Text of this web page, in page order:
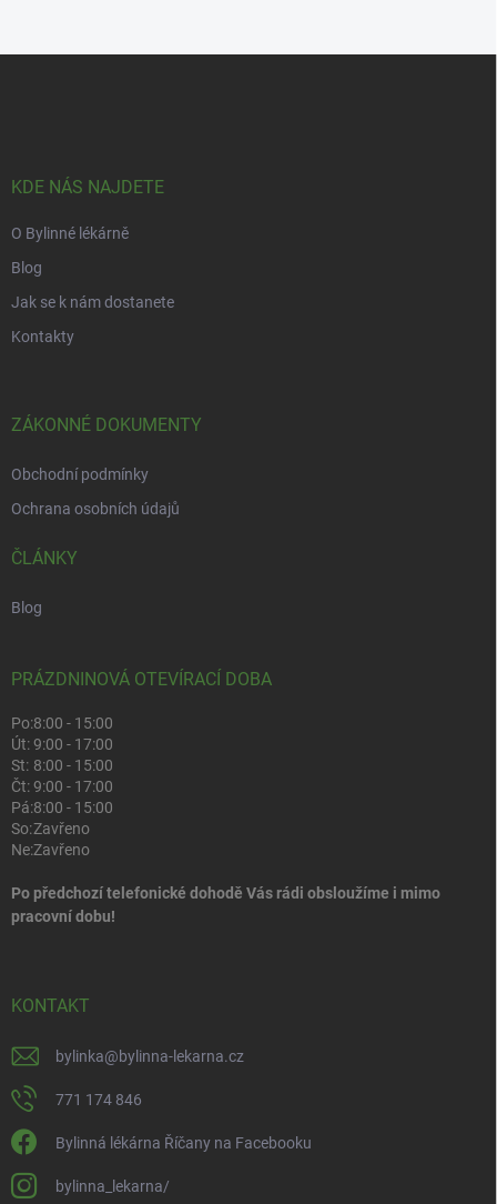
KDE NÁS NAJDETE
O Bylinné lékárně
Blog
Jak se k nám dostanete
Kontakty
ZÁKONNÉ DOKUMENTY
Obchodní podmínky
Ochrana osobních údajů
ČLÁNKY
Blog
PRÁZDNINOVÁ OTEVÍRACÍ DOBA
Po:8:00 - 15:00
Út:9:00 - 17:00
St: 8:00 - 15:00
Čt:9:00 - 17:00
Pá:8:00 - 15:00
So:Zavřeno
Ne:Zavřeno
Po předchozí telefonické dohodě Vás rádi obsloužíme i mimo
pracovní dobu!
KONTAKT
bylinka@bylinna-lekarna.cz
771 174 846
Bylinná lékárna Říčany na Facebooku
bylinna_lekarna/